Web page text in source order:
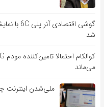
شد
می‌ماند
ملی‌شدن اینترنت